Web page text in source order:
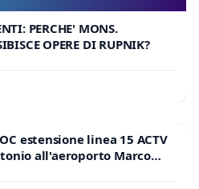
PERCHE' MONS.
OPERE DI RUPNIK?
estensione linea 15 ACTV
all'aeroporto Marco